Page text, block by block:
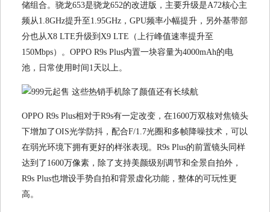
储组合。骁龙653是骁龙652的改进版，主要升级是A72核心主
频从1.8GHz提升至1.95GHz，GPU频率小幅提升，另外基带部
分也从X8 LTE升级到X9 LTE（上行峰值速率提升至
150Mbps）。OPPO R9s Plus内置一块容量为4000mAh的电
池，日常使用时间1天以上。
OPPO R9s Plus相对于R9s有一定改变，在1600万双核对焦镜头
下增加了OIS光学防抖，配合F/1.7光圈和多帧降噪技术，可以
在弱光环境下拥有更好的样张表现。R9s Plus的前置镜头同样
达到了1600万像素，除了支持美颜级别调节和全景自拍外，
R9s Plus也增设手势自拍和背景虚化功能，整体的可玩性更
高。